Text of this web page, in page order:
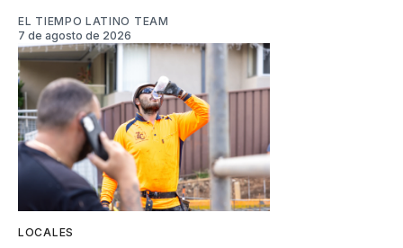
EL TIEMPO LATINO TEAM
7 de agosto de 2026
LOCALES